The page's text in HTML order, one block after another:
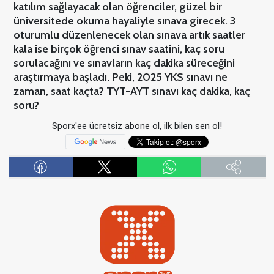
katılım sağlayacak olan öğrenciler, güzel bir
üniversitede okuma hayaliyle sınava girecek. 3
oturumlu düzenlenecek olan sınava artık saatler
kala ise birçok öğrenci sınav saatini, kaç soru
sorulacağını ve sınavların kaç dakika süreceğini
araştırmaya başladı. Peki, 2025 YKS sınavı ne
zaman, saat kaçta? TYT-AYT sınavı kaç dakika, kaç
soru?
Sporx'ee ücretsiz abone ol, ilk bilen sen ol!